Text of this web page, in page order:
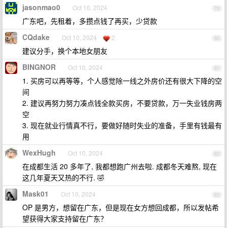
79
jasonmao0 Oct 10, 2024
广东吧，先租着，多攒点钱了再买，少贷款
80
CQdake Oct 10, 2024 2
建议分手，换个本地女朋友
81
BINGNOR Oct 10, 2024
1. 买房可以再等等，个人感觉除一线之外房价还有很大下降的空
间
2. 建议再努力努力凑点钱全款买房，不要贷款，万一失业钱房两
空
3. 现在就业行情真不行，要做好随时失业的准备，手里有钱最有
用
82
WexHugh Oct 10, 2024
在成都生活 20 多年了, 我都想跑广州去啦. 成都冬天难熬, 现在
这几年夏天又热的不行. 🤣
83
Mask01 Oct 10, 2024
OP 是男方，想留在广东，但是现在女方想回成都，所以发帖希
望获得大家支持留在广东？